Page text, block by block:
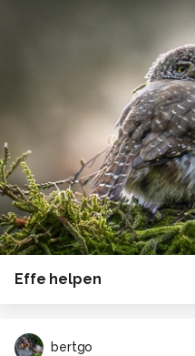
Effe helpen
bertgo